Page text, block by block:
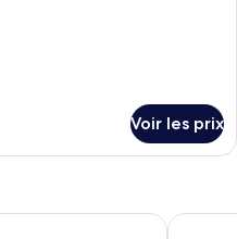
Voir les prix